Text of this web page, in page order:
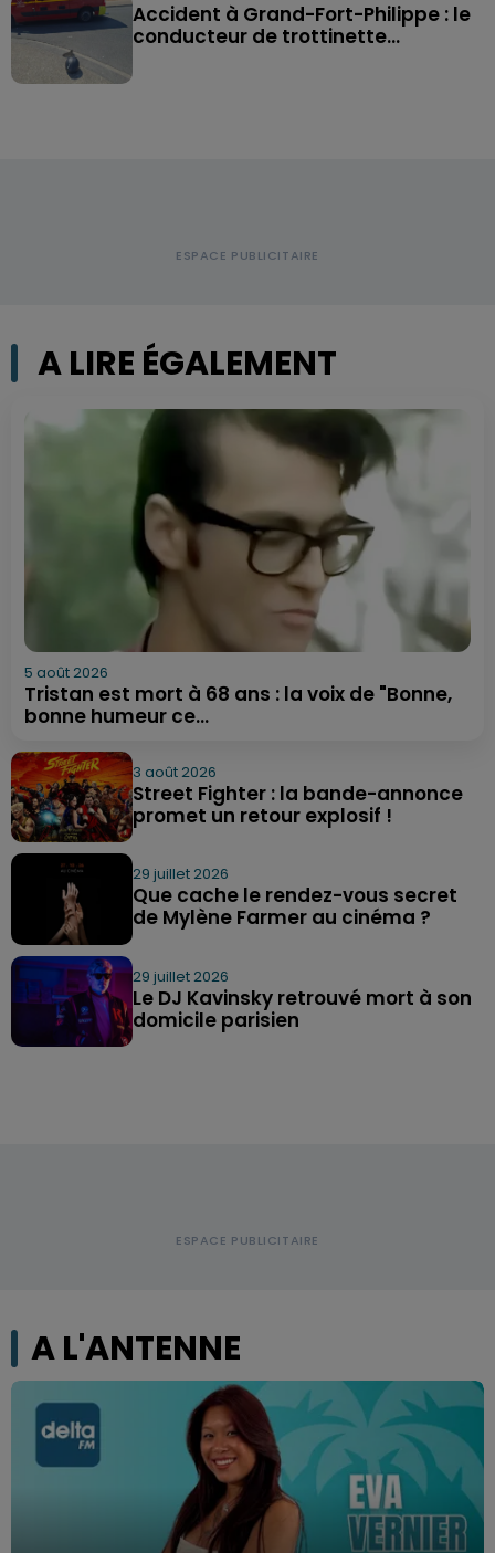
Accident à Grand-Fort-Philippe : le
conducteur de trottinette...
A LIRE ÉGALEMENT
5 août 2026
Tristan est mort à 68 ans : la voix de "Bonne,
bonne humeur ce...
3 août 2026
Street Fighter : la bande-annonce
promet un retour explosif !
29 juillet 2026
Que cache le rendez-vous secret
de Mylène Farmer au cinéma ?
29 juillet 2026
Le DJ Kavinsky retrouvé mort à son
domicile parisien
A L'ANTENNE